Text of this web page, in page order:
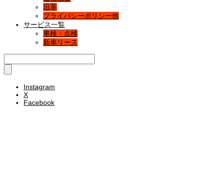
沿革
プライバシーポリシー他
サービス一覧
車検・点検
新車リース
Instagram
X
Facebook